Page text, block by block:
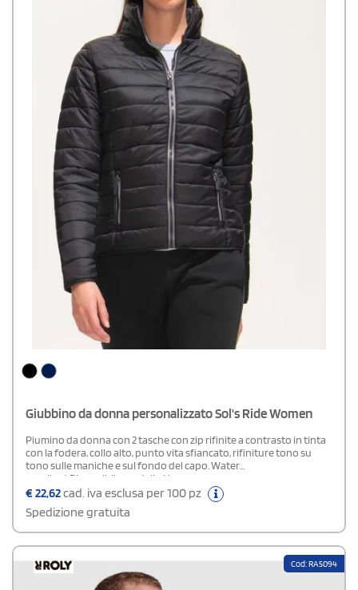
Giubbino da donna personalizzato Sol's Ride Women
Piumino da donna con 2 tasche con zip rifinite a contrasto in tinta
con la fodera, collo alto, punto vita sfiancato, rifiniture tono su
tono sulle maniche e sul fondo del capo. Water
repellent.Disponibile modello Uomo
€22,62cad. iva esclusa per 100 pz
Spedizione gratuita
Cod: RA5094